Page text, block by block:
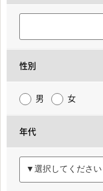
性別
男 女
年代